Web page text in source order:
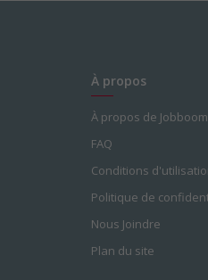
À propos
À propos de Jobboom
FAQ
Conditions
Politique de
Nous Joindre
Plan du site